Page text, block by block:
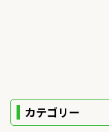
カテゴリー